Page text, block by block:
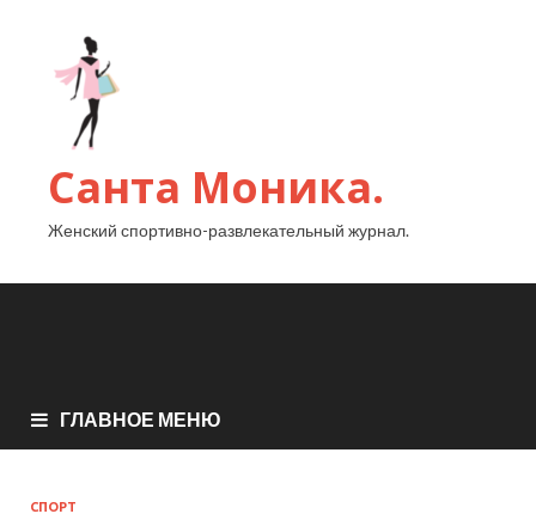
Санта Моника.
Женский спортивно-развлекательный журнал.
ГЛАВНОЕ МЕНЮ
СПОРТ